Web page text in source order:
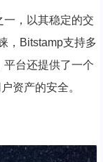
一，以其稳定的交
，Bitstamp支持多
台还提供了一个
资产的安全。